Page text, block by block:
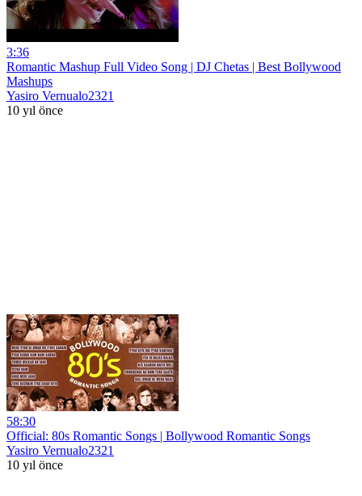
3:36
Romantic Mashup Full Video Song | DJ Chetas | Best Bollywood
Mashups
Yasiro Vernualo2321
10 yıl önce
58:30
Official: 80s Romantic Songs | Bollywood Romantic Songs
Yasiro Vernualo2321
10 yıl önce